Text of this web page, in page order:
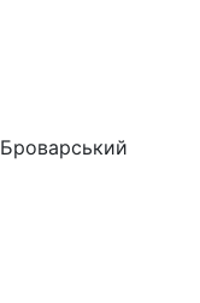
Броварський